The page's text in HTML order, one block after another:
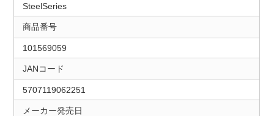
SteelSeries
商品番号
101569059
JANコード
5707119062251
メーカー発売日